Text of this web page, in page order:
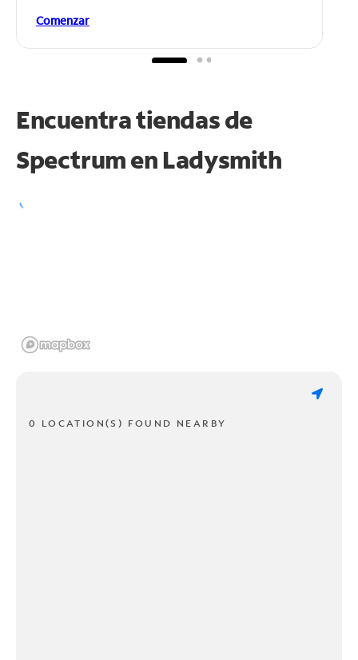
Comenzar
Encuentra tiendas de
Spectrum en Ladysmith
0 LOCATION(S) FOUND NEARBY